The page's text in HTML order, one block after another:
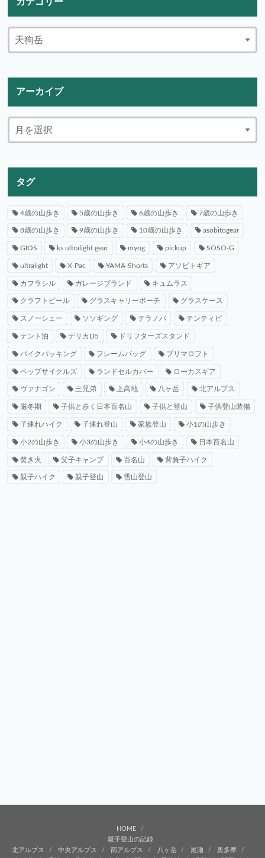
カテゴリー
アーカイブ
タグ
4歳の山歩き 5歳の山歩き 6歳の山歩き 7歳の山歩き
8歳の山歩き 9歳の山歩き 10歳の山歩き asobitogear
GIOS ks ultralight gear myog pickup SOSO-G
ultralight X-Pac YAMA-Shorts アソビトギア
カフラシル ガレージブランド キュムラス
クラフトビール グラスキャリーポーチ グラスケース
スノーシュー ソソギング テラノバ テンティピ
テント泊 デリカD5 ドリフターズスタンド
バイクパッキング フレームバッグ プリマロフト
ペップサイクルズ ランドセルカバー ローカスギア
ヴァナゴン 三兄弟 上高地 八ヶ岳 北アルプス
厳冬期 子供と歩く日本百名山 子供と登山 子供登山装備
子連れハイク 子連れ登山 家族登山 小1の山歩き
小2の山歩き 小3の山歩き 小4の山歩き 日本百名山
焚き火 父子キャンプ 百名山 背負子ハイク
親子ハイク 親子登山 雪山登山
HOME
親子登山の記録
北アルプス
中央アルプス 南アルプス 八ヶ岳 尾瀬
奥多摩